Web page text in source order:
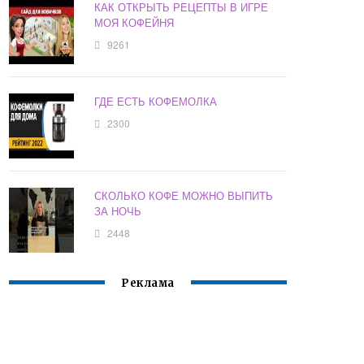
КАК ОТКРЫТЬ РЕЦЕПТЫ В ИГРЕ
МОЯ КОФЕЙНЯ
9261
ГДЕ ЕСТЬ КОФЕМОЛКА
2300
СКОЛЬКО КОФЕ МОЖНО ВЫПИТЬ
ЗА НОЧЬ
2448
Реклама